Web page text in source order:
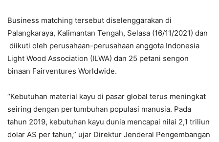
Business matching tersebut diselenggarakan di
Palangkaraya, Kalimantan Tengah, Selasa (16/11/2021) dan
diikuti oleh perusahaan-perusahaan anggota Indonesia
Light Wood Association (ILWA) dan 25 petani sengon
binaan Fairventures Worldwide.
“Kebutuhan material kayu di pasar global terus meningkat
seiring dengan pertumbuhan populasi manusia. Pada
tahun 2019, kebutuhan kayu dunia mencapai nilai 2,1 triliun
dolar AS per tahun,” ujar Direktur Jenderal Pengembangan